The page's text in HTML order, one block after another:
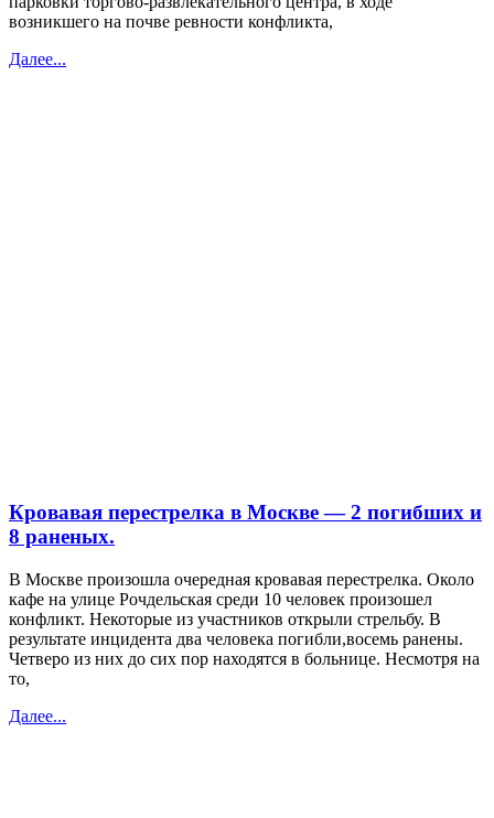
возникшего на почве ревности конфликта,
Далее...
Кровавая перестрелка в Москве — 2 погибших и
8 раненых.
В Москве произошла очередная кровавая перестрелка. Около
кафе на улице Рочдельская среди 10 человек произошел
конфликт. Некоторые из участников открыли стрельбу. В
результате инцидента два человека погибли,восемь ранены.
Четверо из них до сих пор находятся в больнице. Несмотря на
то,
Далее...